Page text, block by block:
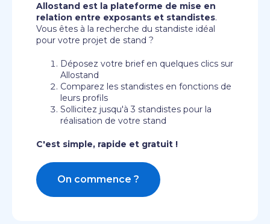
Allostand est la plateforme de mise en
relation entre exposants et standistes.
Vous êtes à la recherche du standiste idéal
pour votre projet de stand ?
Déposez votre brief en quelques clics sur
Allostand
Comparez les standistes en fonctions de
leurs profils
Sollicitez jusqu'à 3 standistes pour la
réalisation de votre stand
C'est simple, rapide et gratuit !
On commence ?